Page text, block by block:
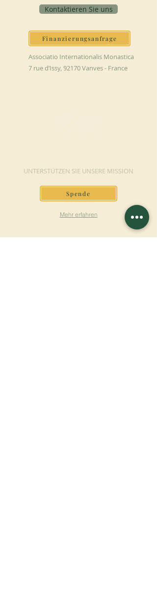
Kontaktieren Sie uns
Finanzierungsanfrage
Associatio Internationalis Monastica
7 rue d’Issy, 92170 Vanves - France
UNTERSTÜTZEN SIE UNSERE MISSION
Spende
Mehr erfahren